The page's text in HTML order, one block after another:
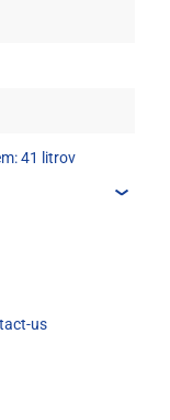
41 litrov
us